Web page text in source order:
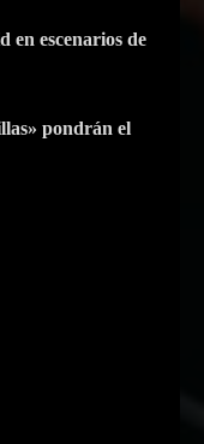
en escenarios de
pondrán el